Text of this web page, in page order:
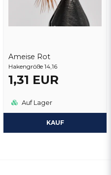
Ameise Rot
Hakengröße 14,16
1,31 EUR
Auf Lager
KAUF